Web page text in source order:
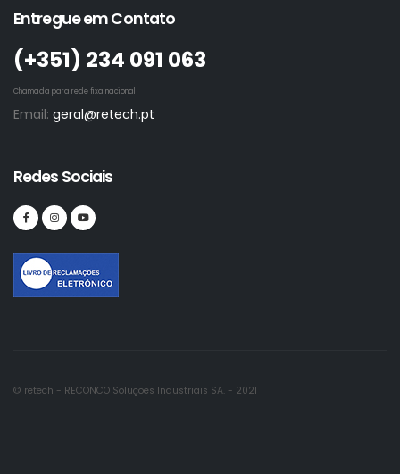
Entregue em Contato
(+351)­ 234 091 063
Chamada para rede fixa nacional
Email: geral@retech.pt
Redes Sociais
© retech - RECONCO Soluções Industriais SA. - 2021